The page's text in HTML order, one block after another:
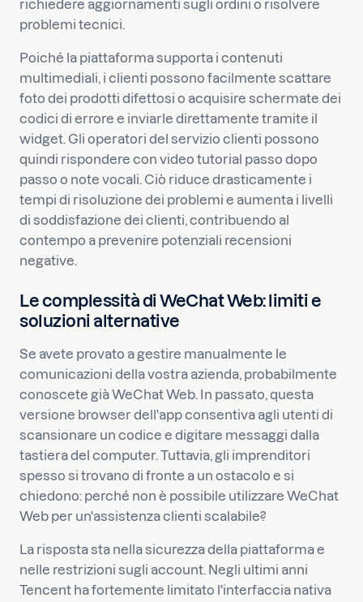
richiedere aggiornamenti sugli ordini o risolvere
problemi tecnici.
Poiché la piattaforma supporta i contenuti
multimediali, i clienti possono facilmente scattare
foto dei prodotti difettosi o acquisire schermate dei
codici di errore e inviarle direttamente tramite il
widget. Gli operatori del servizio clienti possono
quindi rispondere con video tutorial passo dopo
passo o note vocali. Ciò riduce drasticamente i
tempi di risoluzione dei problemi e aumenta i livelli
di soddisfazione dei clienti, contribuendo al
contempo a prevenire potenziali recensioni
negative.
Le complessità di WeChat Web: limiti e
soluzioni alternative
Se avete provato a gestire manualmente le
comunicazioni della vostra azienda, probabilmente
conoscete già WeChat Web. In passato, questa
versione browser dell'app consentiva agli utenti di
scansionare un codice e digitare messaggi dalla
tastiera del computer. Tuttavia, gli imprenditori
spesso si trovano di fronte a un ostacolo e si
chiedono: perché non è possibile utilizzare WeChat
Web per un'assistenza clienti scalabile?
La risposta sta nella sicurezza della piattaforma e
nelle restrizioni sugli account. Negli ultimi anni
Tencent ha fortemente limitato l'interfaccia nativa